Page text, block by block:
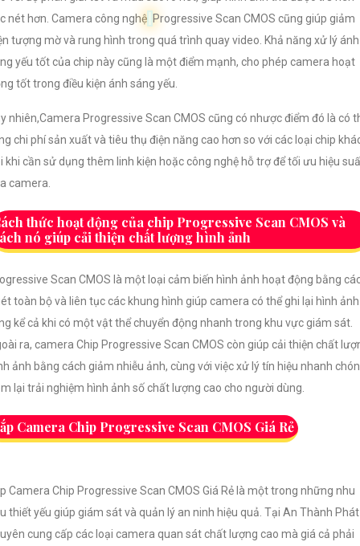
nét hơn. Camera công nghệ Progressive Scan CMOS cũng giúp giảm
tượng mờ và rung hình trong quá trình quay video. Khả năng xử lý ánh
yếu tốt của chip này cũng là một điểm mạnh, cho phép camera hoạt
tốt trong điều kiện ánh sáng yếu.
nhiên,Camera Progressive Scan CMOS cũng có nhược điểm đó là có
chi phí sản xuất và tiêu thụ điện năng cao hơn so với các loại chip
khi cần sử dụng thêm linh kiện hoặc công nghệ hỗ trợ để tối ưu hiệu
camera.
thức hoạt động của chip Progressive Scan CMOS và
nó giúp cải thiện chất lượng hình ảnh
Scan CMOS là một loại cảm biến hình ảnh hoạt động bằng
toàn bộ và liên tục các khung hình giúp camera có thể ghi lại hình
kể cả khi có một vật thể chuyển động nhanh trong khu vực giám sát.
ra, camera Chip Progressive Scan CMOS còn giúp cải thiện chất
ảnh bằng cách giảm nhiễu ảnh, cùng với việc xử lý tín hiệu nhanh
lại trải nghiệm hình ảnh số chất lượng cao cho người dùng.
Camera Chip Progressive Scan CMOS Giá Rẻ
Camera Chip Progressive Scan CMOS Giá Rẻ là một trong những nhu
thiết yếu giúp giám sát và quản lý an ninh hiệu quả. Tại An Thành Phát
cung cấp các loại camera quan sát chất lượng cao mà giá cả phải